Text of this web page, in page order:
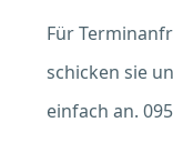
Für
schicken sie
einfach an.